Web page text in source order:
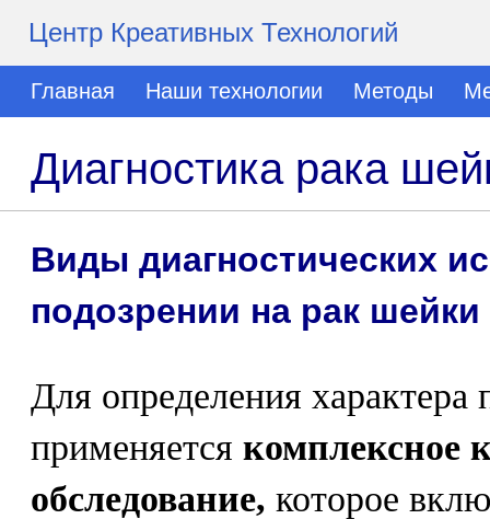
Центр Креативных Технологий
Главная Наши технологии Методы
Диагностика рака
Виды диагностических
подозрении на рак шейки
Для определения характера
применяется комплексное
обследование, которое